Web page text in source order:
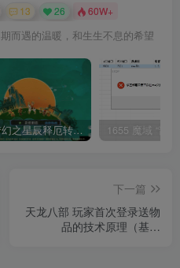
13 26 60W+
而遇的温暖，和生生不息的希望
【梦幻之星辰释厄转尊享挂机版】MT3换皮梦幻西游Linux服务端+GM后台+双端+源码+架设教程
下一篇
天龙八部 玩家首次登录送物
品的技术原理（基于